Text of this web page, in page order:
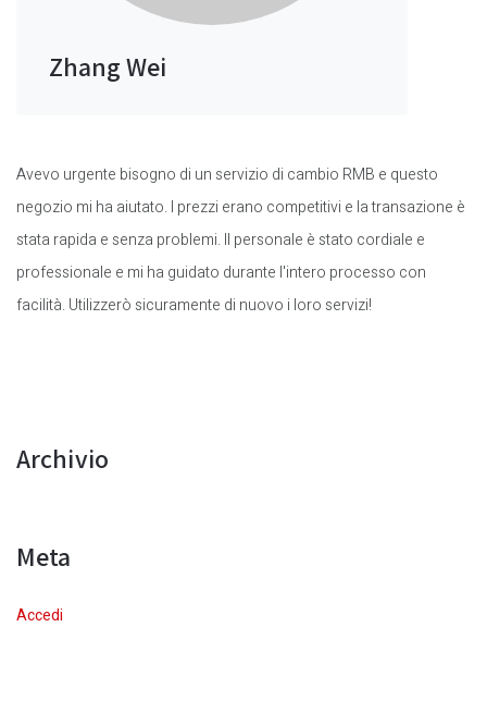
Zhang Wei
Avevo urgente bisogno di un servizio di cambio RMB e questo
negozio mi ha aiutato. I prezzi erano competitivi e la transazione è
stata rapida e senza problemi. Il personale è stato cordiale e
professionale e mi ha guidato durante l'intero processo con
facilità. Utilizzerò sicuramente di nuovo i loro servizi!
Archivio
Meta
Accedi